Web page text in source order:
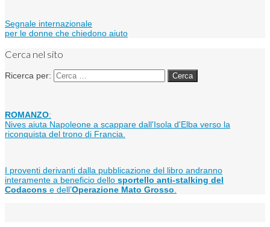
Segnale internazionale
per le donne che chiedono aiuto
Cerca nel sito
Ricerca per:
ROMANZO:
Nives aiuta Napoleone a scappare dall'Isola d'Elba verso la
riconquista del trono di Francia.
I proventi derivanti dalla pubblicazione del libro andranno
interamente a beneficio dello sportello anti-stalking del
Codacons e dell’Operazione Mato Grosso